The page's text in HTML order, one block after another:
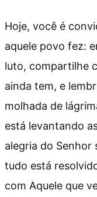
Hoje, você é
aquele povo fez:
luto, compartilhe
ainda tem, e
molhada de
está levantando
alegria do Senhor
tudo está
com Aquele que